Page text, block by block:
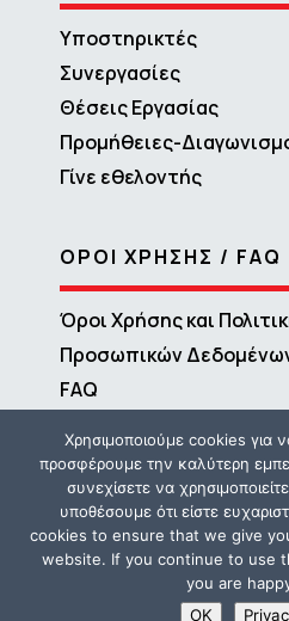
Υποστηρικτές
Συνεργασίες
Θέσεις Εργασίας
Προμήθειες-
Γίνε εθελοντής
ΟΡΟΙ ΧΡΗΣΗΣ / FAQ
Όροι Χρήσης και
Προσωπικών
FAQ
Copyright © 2016 – 2026
Χρησιμοποιούμε cookies για
προσφέρουμε την καλύτερη
συνεχίσετε να
υποθέσουμε ότι είστε
cookies to ensure that we give
website. If you continue to use
you are
OK